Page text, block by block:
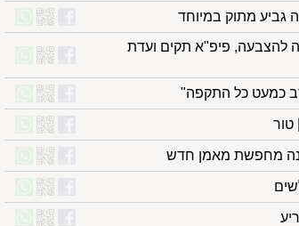
להצבעה, פיפ"א תקים ועדת
כמעט כל התקפה"
טור
מחפשת מאמן חדש